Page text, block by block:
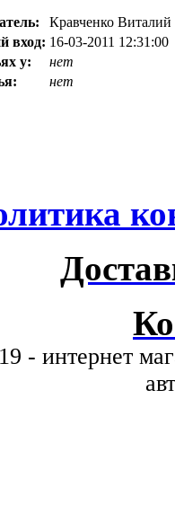
Кравченко Виталий
вход: 16-03-2011 12:31:00
у:
нет
нет
- интернет